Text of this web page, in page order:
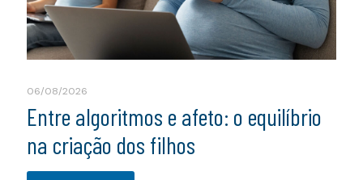
06/08/2026
Entre algoritmos e afeto: o equilíbrio
na criação dos filhos